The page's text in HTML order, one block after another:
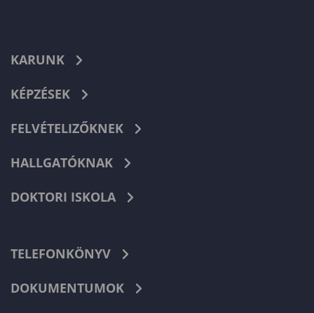
KARUNK
KÉPZÉSEK
FELVÉTELIZŐKNEK
HALLGATÓKNAK
DOKTORI ISKOLA
TELEFONKÖNYV
DOKUMENTUMOK